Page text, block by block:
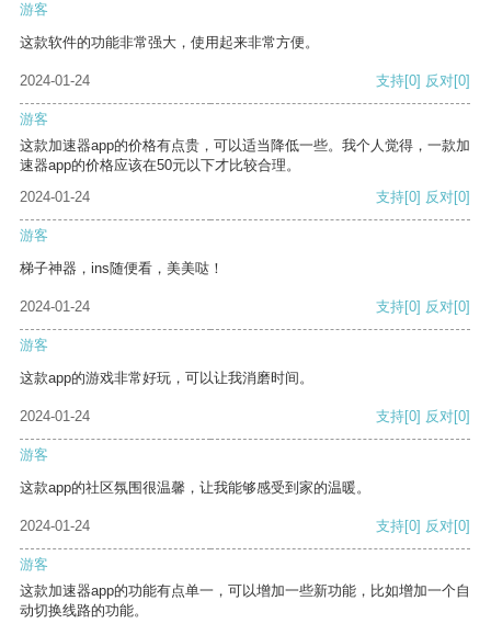
游客
这款软件的功能非常强大，使用起来非常方便。
2024-01-24 支持[0] 反对[0]
游客
这款加速器app的价格有点贵，可以适当降低一些。我个人觉得，一款加
速器app的价格应该在50元以下才比较合理。
2024-01-24
支持[0] 反对[0]
游客
梯子神器，ins随便看，美美哒！
2024-01-24 支持[0] 反对[0]
游客
这款app的游戏非常好玩，可以让我消磨时间。
2024-01-24 支持[0] 反对[0]
游客
这款app的社区氛围很温馨，让我能够感受到家的温暖。
2024-01-24 支持[0] 反对[0]
游客
这款加速器app的功能有点单一，可以增加一些新功能，比如增加一个自
动切换线路的功能。